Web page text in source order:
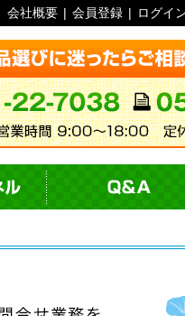
会社概要 | 会員登録 | ログイ